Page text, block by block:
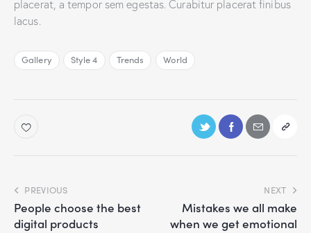
placerat, a tempor sem egestas. Curabitur placerat finibus
lacus.
Gallery Style 4 Trends World
PREVIOUS
People choose the best
digital products
NEXT
Mistakes we all make
when we get emotional